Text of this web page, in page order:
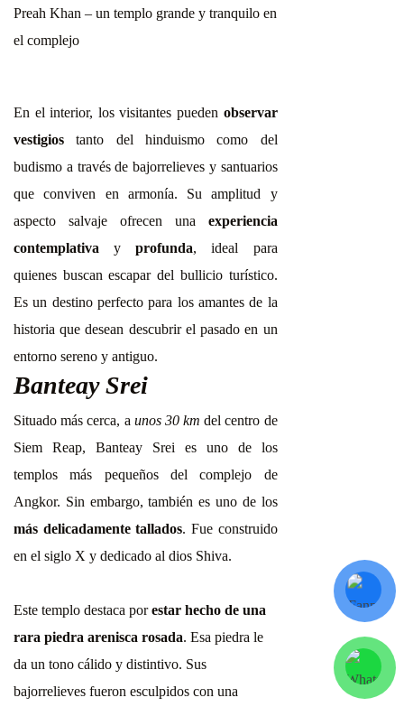
Preah Khan – un templo grande y tranquilo en
el complejo
En el interior, los visitantes pueden observar
vestigios tanto del hinduismo como del
budismo a través de bajorrelieves y santuarios
que conviven en armonía. Su amplitud y
aspecto salvaje ofrecen unaexperiencia
contemplativa y profunda, ideal para
quienes buscan escapar del bullicio turístico.
Es un destino perfecto para los amantes de la
historia que desean descubrir el pasado en un
entorno sereno y antiguo.
Banteay Srei
Situado más cerca, a unos 30 km del centro de
Siem Reap, Banteay Srei es uno de los
templos más pequeños del complejo de
Angkor. Sin embargo, también es uno de los
más delicadamente tallados. Fue construido
en el siglo X y dedicado al dios Shiva.
Este templo destaca porestar hecho de una
rara piedra arenisca rosada. Esa piedra le
da un tono cálido y distintivo. Sus
bajorrelieves fueron esculpidos con una